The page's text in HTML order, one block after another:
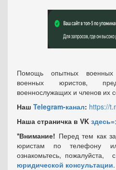
Помощь опытных военных
военных юристов,
военнослужащих и членов их
Наш Telegram-канал: https://
Наша страничка в VK
*Внимание! Перед тем как
юристам по телефону
ознакомьтесь, пожалуйста, с
юридической консультации.